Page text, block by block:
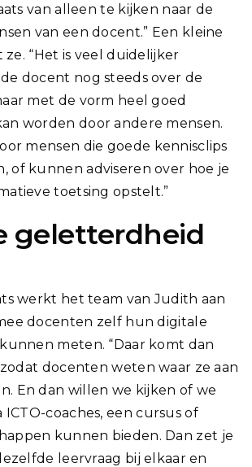
van alleen te kijken naar de
van een docent.” Een kleine
“Het is veel duidelijker
docent nog steeds over de
met de vorm heel goed
worden door andere mensen.
mensen die goede kennisclips
of kunnen adviseren over hoe je
toetsing opstelt.”
geletterdheid
werkt het team van Judith aan
docenten zelf hun digitale
meten. “Daar komt dan
docenten weten waar ze aan
En dan willen we kijken of we
ICTO-coaches, een cursus of
kunnen bieden. Dan zet je
leervraag bij elkaar en